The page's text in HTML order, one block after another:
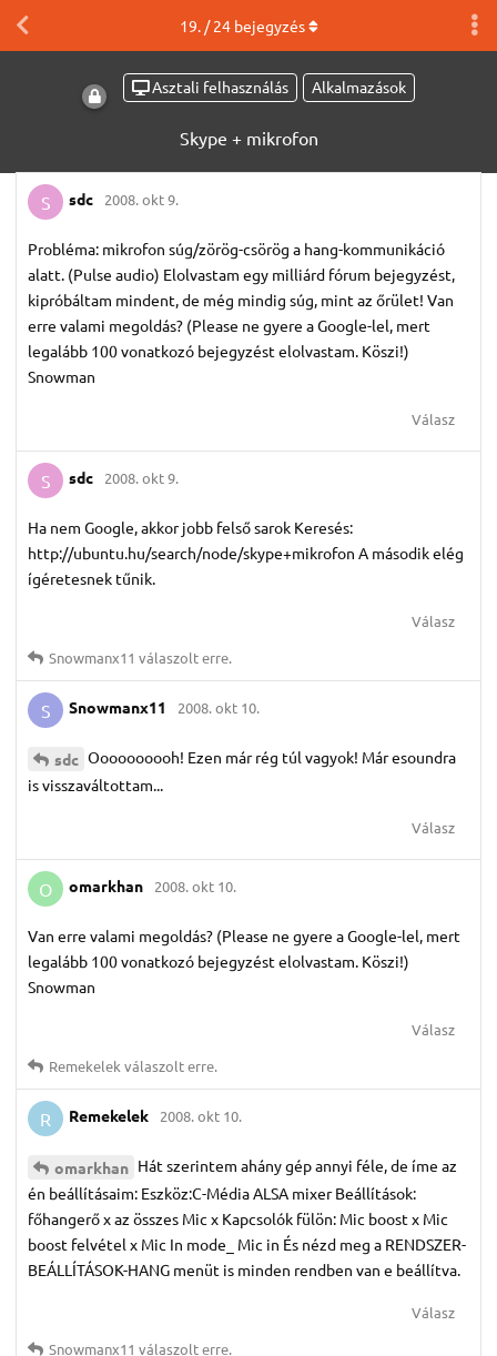
Asztali felhasználás Alkalmazások
Skype + mikrofon
19. /24bejegyzés
S sdc 2008. okt 9.
Probléma: mikrofon súg/zörög-csörög a hang-kommunikáció
alatt. (Pulse audio) Elolvastam egy milliárd fórum bejegyzést,
kipróbáltam mindent, de még mindig súg, mint az őrület! Van
erre valami megoldás? (Please ne gyere a Google-lel, mert
legalább 100 vonatkozó bejegyzést elolvastam. Köszi!)
Snowman
Válasz
S sdc 2008. okt 9.
Ha nem Google, akkor jobb felső sarok Keresés:
http://ubuntu.hu/search/node/skype+mikrofon A második elég
ígéretesnek tűnik.
Válasz
Snowmanx11 válaszolt erre.
S Snowmanx11 2008. okt 10.
sdc Oooooooooh! Ezen már rég túl vagyok! Már esoundra
is visszaváltottam...
Válasz
O omarkhan 2008. okt 10.
Van erre valami megoldás? (Please ne gyere a Google-lel, mert
legalább 100 vonatkozó bejegyzést elolvastam. Köszi!)
Snowman
Válasz
Remekelek válaszolt erre.
R Remekelek 2008. okt 10.
omarkhan Hát szerintem ahány gép annyi féle, de íme az
én beállításaim: Eszköz:C-Média ALSA mixer Beállítások:
főhangerő x az összes Mic x Kapcsolók fülön: Mic boost x Mic
boost felvétel x Mic In mode_ Mic in És nézd meg a RENDSZER-
BEÁLLÍTÁSOK-HANG menüt is minden rendben van e beállítva.
Válasz
Snowmanx11 válaszolt erre.